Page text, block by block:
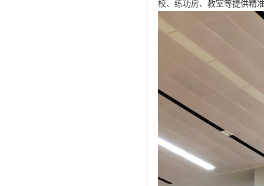
校、练功房、教室等提供精